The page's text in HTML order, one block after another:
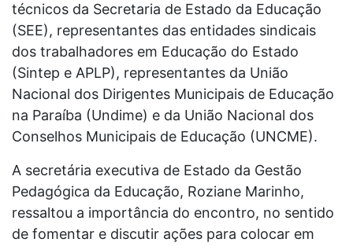
técnicos da Secretaria de Estado da Educação
(SEE), representantes das entidades sindicais
dos trabalhadores em Educação do Estado
(Sintep e APLP), representantes da União
Nacional dos Dirigentes Municipais de Educação
na Paraíba (Undime) e da União Nacional dos
Conselhos Municipais de Educação (UNCME).
A secretária executiva de Estado da Gestão
Pedagógica da Educação, Roziane Marinho,
ressaltou a importância do encontro, no sentido
de fomentar e discutir ações para colocar em